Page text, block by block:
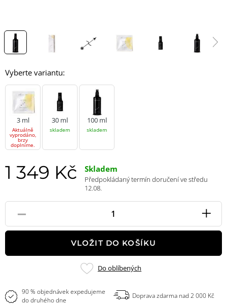
Vyberte variantu:
3 ml
Aktuálně
vyprodáno,
brzy
doplníme.
30 ml
skladem
100 ml
skladem
1 349 Kč Skladem
Předpokládaný termín doručení ve středu
12.08.
-
Pole
množství
+
VLOŽIT DO KOŠÍKU
Přidat
Do oblíbených
90 % objednávek expedujeme
do druhého dne
Doprava zdarma nad 2 000 Kč